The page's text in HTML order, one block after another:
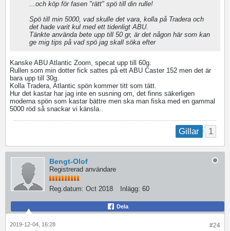
...och köp för fasen "rätt" spö till din rulle!
Spö till min 5000, vad skulle det vara, kolla på Tradera och
det hade varit kul med ett tidenligt ABU.
Tänkte använda bete upp till 50 gr, är det någon här som kan
ge mig tips på vad spö jag skall söka efter
Kanske ABU Atlantic Zoom, specat upp till 60g.
Rullen som min dotter fick sattes på ett ABU Caster 152 men det är
bara upp till 30g.
Kolla Tradera, Atlantic spön kommer titt som tätt.
Hur det kastar har jag inte en susning om, det finns säkerligen
moderna spön som kastar bättre men ska man fiska med en gammal
5000 röd så snackar vi känsla..
Gillar 1
Bengt-Olof
Registrerad användare
Reg.datum: Oct 2018 Inlägg: 60
Dela
#24
2019-12-04, 16:28